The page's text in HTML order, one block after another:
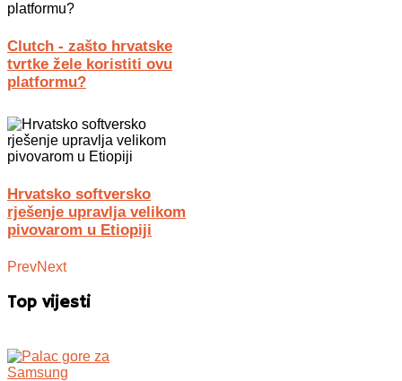
Clutch - zašto hrvatske
tvrtke žele koristiti ovu
platformu?
Hrvatsko softversko
rješenje upravlja velikom
pivovarom u Etiopiji
PrevNext
Top vijesti